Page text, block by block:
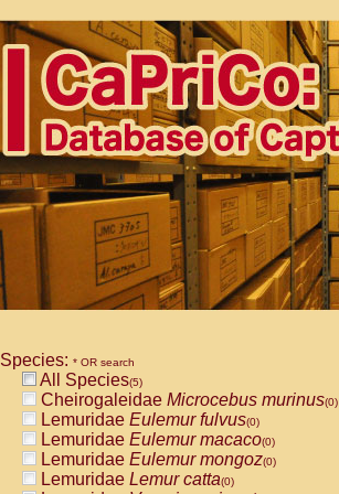
Species: * OR search
All Species(5)
Cheirogaleidae Microcebus murinus(0)
Lemuridae Eulemur fulvus(0)
Lemuridae Eulemur macaco(0)
Lemuridae Eulemur mongoz(0)
Lemuridae Lemur catta(0)